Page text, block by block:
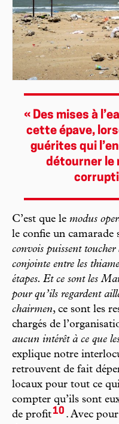
« Des mises à
cette épave,
guérites qui
détourner le
C’est que le modus
le confie un camarade
convois puissent
conjointe entre les
étapes. Et ce sont les
pour qu’ils regardent
chairmen, ce sont les
chargés de
aucun intérêt à ce que
explique notre
retrouvent de fait
locaux pour tout ce
compter qu’ils sont
de profit10 . Avec